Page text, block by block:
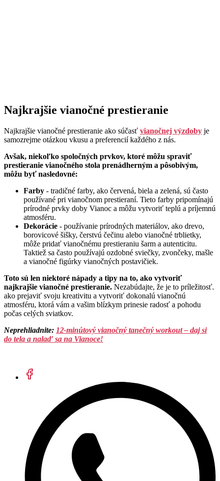
Najkrajšie vianočné prestieranie
Najkrajšie vianočné prestieranie ako súčasť vianočnej výzdoby je
samozrejme otázkou vkusu a preferencií každého z nás.
Avšak, niekoľko spoločných prvkov, ktoré môžu spraviť
prestieranie vianočného stola prenádherným a pôsobivým,
môžu byť nasledovné:
Farby - tradičné farby, ako červená, biela a zelená, sú často
používané pri vianočnom prestieraní. Tieto farby pripomínajú
prírodné prvky doby Vianoc a môžu vytvoriť teplú a príjemnú
atmosféru.
Dekorácie - používanie prírodných materiálov, ako drevo,
borovicové šišky, čerstvú čečinu alebo vianočné trblietky,
môže pridať vianočnému prestieraniu šarm a autenticitu.
Taktiež sa často používajú ozdobné sviečky, zvončeky, mašle
a vianočné figúrky vianočných postavičiek.
Toto sú len niektoré nápady a tipy na to, ako vytvoriť
najkrajšie vianočné prestieranie. Nezabúdajte, že je to príležitosť.
ako prejaviť svoju kreativitu a vytvoriť dokonalú vianočnú
atmosféru, ktorá vám a vašim blízkym prinesie radosť a pohodu
počas celých sviatkov.
Neprehliadnite: 12-minútový vianočný tanečný workout – daj si
do tela a nalaď sa na Vianoce!